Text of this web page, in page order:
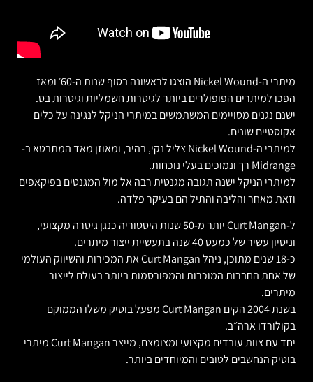
מיתרי ה-Nickel Wound הוצגו לראשונה בסוף שנות ה-60׳ ומאז
הפכו למיתרים הפופולרים ביותר לגיטרות חשמליות וגיטרות בס.
ישנם נגנים מסויימים המשתמשים במיתרי הניקל לנגינה על כלים
אקוסטיים שונים.
למיתרי ה-Nickel Wound צליל נקי, בהיר, ומאוזן מאד המתבטא ב-
Midrange רך ונמוכים בעלי נוכחות.
למיתרי הניקל ישנה תגובה מגנטית רבה אל מול המגנטים בפיקאפים
וזאת מאחר והליבה והתיל הם בעיקר פלדה.
ל-Curt Mangan יותר מ-50 שנות היסטוריה כנגן גיטרה מקצועי,
וניסיון עשיר של כמעט 40 שנה בתעשיית ייצור מיתרים.
כ-18 שנים מתוכן, ניהל Curt Mangan את המכירות והשיווק העולמי
של אחת החברות המוכרות והמפורסמות ביותר בעולם לייצור
מיתרים.
בשנת 2004 הקים Curt Mangan מפעל בוטיק משלו הממוקם
בקולורדו ארה״ב.
יחד עם צוות עובדים מקצועי ומצומצם, מייצר Curt Mangan מיתרי
בוטיק הנחשבים לטובים והמיוחדים ביותר.